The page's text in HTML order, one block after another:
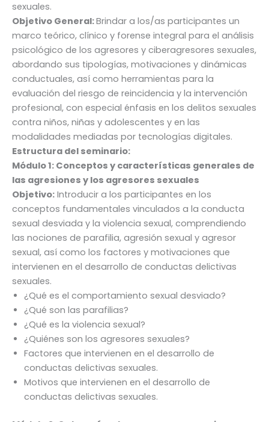
sexuales.
Objetivo General:Brindar a los/as participantes un
marco teórico, clínico y forense integral para el análisis
psicológico de los agresores y ciberagresores sexuales,
abordando sus tipologías, motivaciones y dinámicas
conductuales, así como herramientas para la
evaluación del riesgo de reincidencia y la intervención
profesional, con especial énfasis en los delitos sexuales
contra niños, niñas y adolescentes y en las
modalidades mediadas por tecnologías digitales.
Estructura del seminario:
Módulo 1: Conceptos y características generales de
las agresiones y los agresores sexuales
Objetivo: Introducir a los participantes en los
conceptos fundamentales vinculados a la conducta
sexual desviada y la violencia sexual, comprendiendo
las nociones de parafilia, agresión sexual y agresor
sexual, así como los factores y motivaciones que
intervienen en el desarrollo de conductas delictivas
sexuales.
¿Qué es el comportamiento sexual desviado?
¿Qué son las parafilias?
¿Qué es la violencia sexual?
¿Quiénes son los agresores sexuales?
Factores que intervienen en el desarrollo de
conductas delictivas sexuales.
Motivos que intervienen en el desarrollo de
conductas delictivas sexuales.